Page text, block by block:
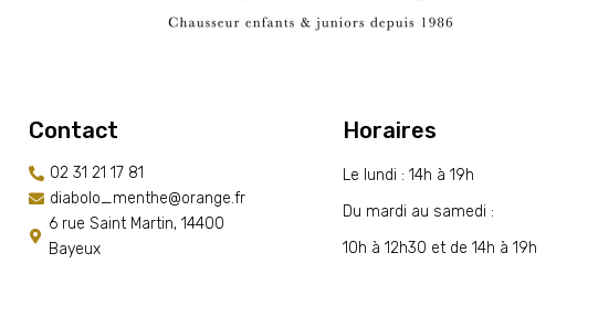
Contact
 02 31 21 17 81
 diabolo_menthe@orange.fr

6 rue Saint Martin, 14400
Bayeux
Horaires
Le lundi : 14h à 19h
Du mardi au samedi :
10h à 12h30 et de 14h à 19h